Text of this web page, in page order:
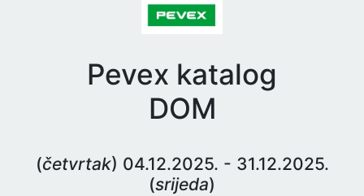
Pevex katalog
DOM
(četvrtak) 04.12.2025. - 31.12.2025.
(srijeda)